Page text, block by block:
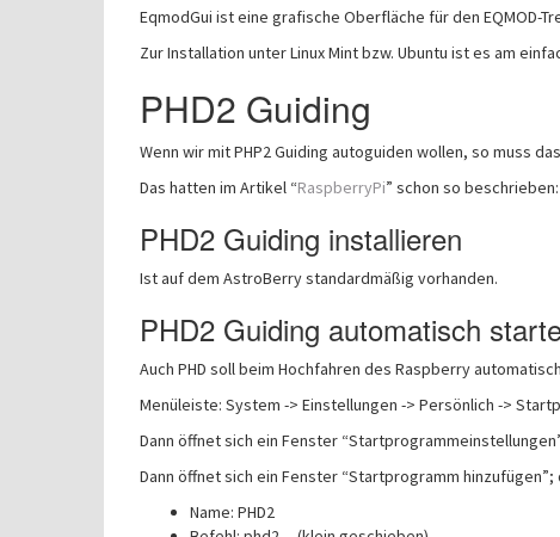
EqmodGui ist eine grafische Oberfläche für den EQMOD-
Zur Installation unter Linux Mint bzw. Ubuntu ist es am
PHD2 Guiding
Wenn wir mit PHP2 Guiding autoguiden wollen, so muss
Das hatten im Artikel “RaspberryPi” schon so beschrieben:
PHD2 Guiding installieren
Ist auf dem AstroBerry standardmäßig vorhanden.
PHD2 Guiding automatisch
Auch PHD soll beim Hochfahren des Raspberry
Menüleiste: System -> Einstellungen -> Persönlich ->
Dann öffnet sich ein Fenster
Dann öffnet sich ein Fenster “Startprogramm
Name: PHD2